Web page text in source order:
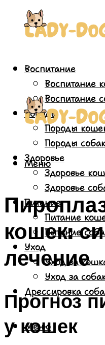
Воспитание
Воспитание
Воспитание
Породы
Породы
Породы собак
Здоровье
Здоровье
Здоровье
Питание
Питание
Питание
Уход
Уход за
Уход за
Дрессировка
Меню
Меню
кошек:
лечение
Прогноз
у кошек